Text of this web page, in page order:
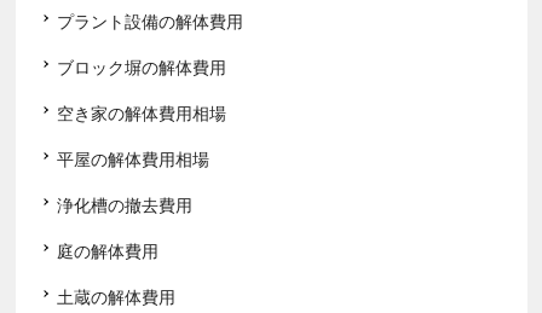
プラント設備の解体費用
ブロック塀の解体費用
空き家の解体費用相場
平屋の解体費用相場
浄化槽の撤去費用
庭の解体費用
土蔵の解体費用